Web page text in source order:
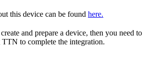
this device can be found here.
and prepare a device, then you need to
TTN to complete the integration.